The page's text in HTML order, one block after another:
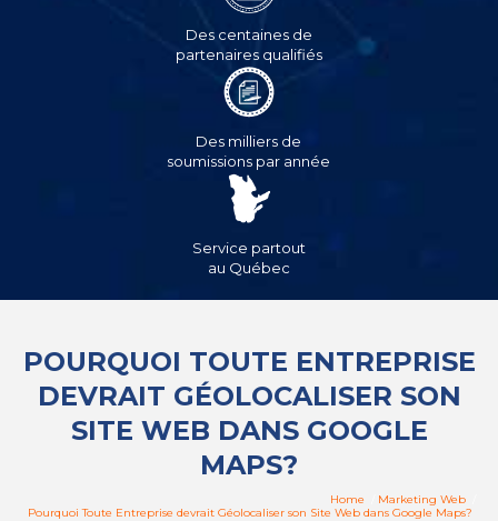
Des centaines de
partenaires qualifiés
Des milliers de
soumissions par année
Service partout
au Québec
POURQUOI TOUTE ENTREPRISE
DEVRAIT GÉOLOCALISER SON
SITE WEB DANS GOOGLE
MAPS?
Home Marketing Web
Pourquoi Toute Entreprise devrait Géolocaliser son Site Web dans Google Maps?